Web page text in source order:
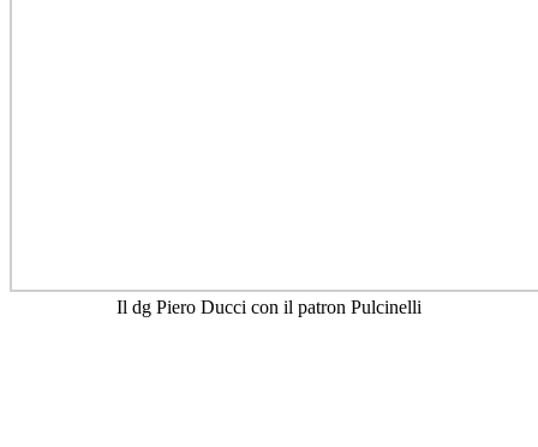
Il dg Piero Ducci con il patron Pulcinelli